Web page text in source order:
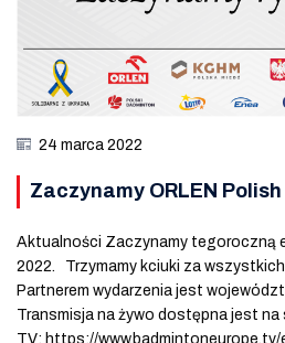
24 marca 2022
Zaczynamy ORLEN
Aktualności Zaczynamy tegoroczną
2022. Trzymamy kciuki za
Partnerem wydarzenia jest
Transmisja na żywo dostępna jest
TV: https://